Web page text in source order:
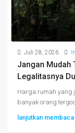
Juli 28, 2026
Jangan Mudah
Legalitasnya
Harga rumah yang
banyak orang
lanjutkan membaca